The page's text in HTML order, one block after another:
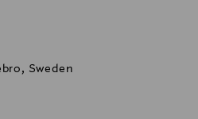
Sweden